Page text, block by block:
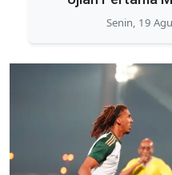
Senin, 19